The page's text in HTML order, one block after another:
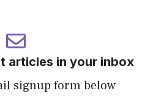
articles in your inbox
signup form below